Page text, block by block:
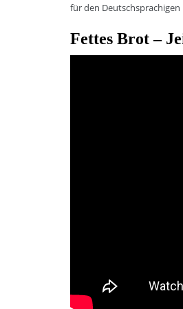
für den
Fettes Brot –